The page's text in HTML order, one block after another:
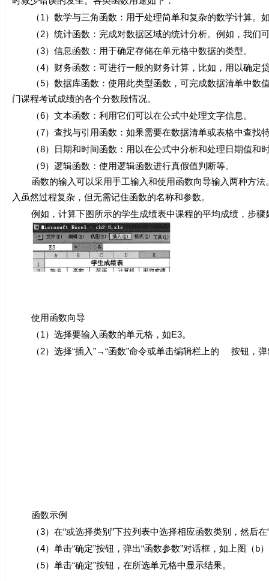
（1）数学与三角函数：用于处理简单和复杂的数学计算。
（2）统计函数：完成对数据区域的统计分析。例如，我们
（3）信息函数：用于确定存储在单元格中数据的类型。
（4）财务函数：可进行一般的财务计算，比如，用以确定
（5）数据库函数：使用此类型函数，可完成数据清单中数
门课程考试成绩的各个分数段情况。
（6）文本函数：利用它们可以在公式中处理文字信息。
（7）查找与引用函数：如果需要在数据清单或表格中查找
（8）日期和时间函数：用以在公式中分析和处理日期值和
（9）逻辑函数：使用逻辑函数进行真假值判断等。
函数的输入可以采用手工输入和使用函数向导输入两种方法
入虽然过程复杂，但无需记住函数的名称和参数。
例如，计算下图所示的学生成绩表中课程的平均成绩，步骤
使用函数向导
（1）选择要输入函数的单元格，如E3。
（2）选择“插入”→“函数”命令或单击编辑栏上的
按钮，弹
函数示例
（3）在“或选择类别”下拉列表中选择相应函数类别，然后在
（4）单击“确定”按钮，弹出“函数参数”对话框，如上图（b
（5）单击“确定”按钮，在所选单元格中显示结果。